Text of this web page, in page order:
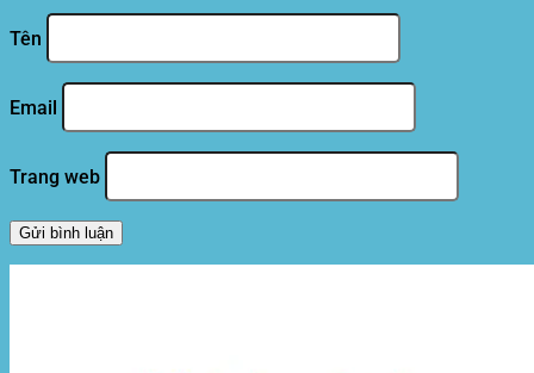
Tên
Email
Trang web